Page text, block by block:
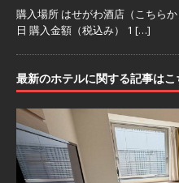
購入場所 はせがわ酒店（こちら
日 購入金額（税込み） 1 […]
最新のホテルに関する記事はこ